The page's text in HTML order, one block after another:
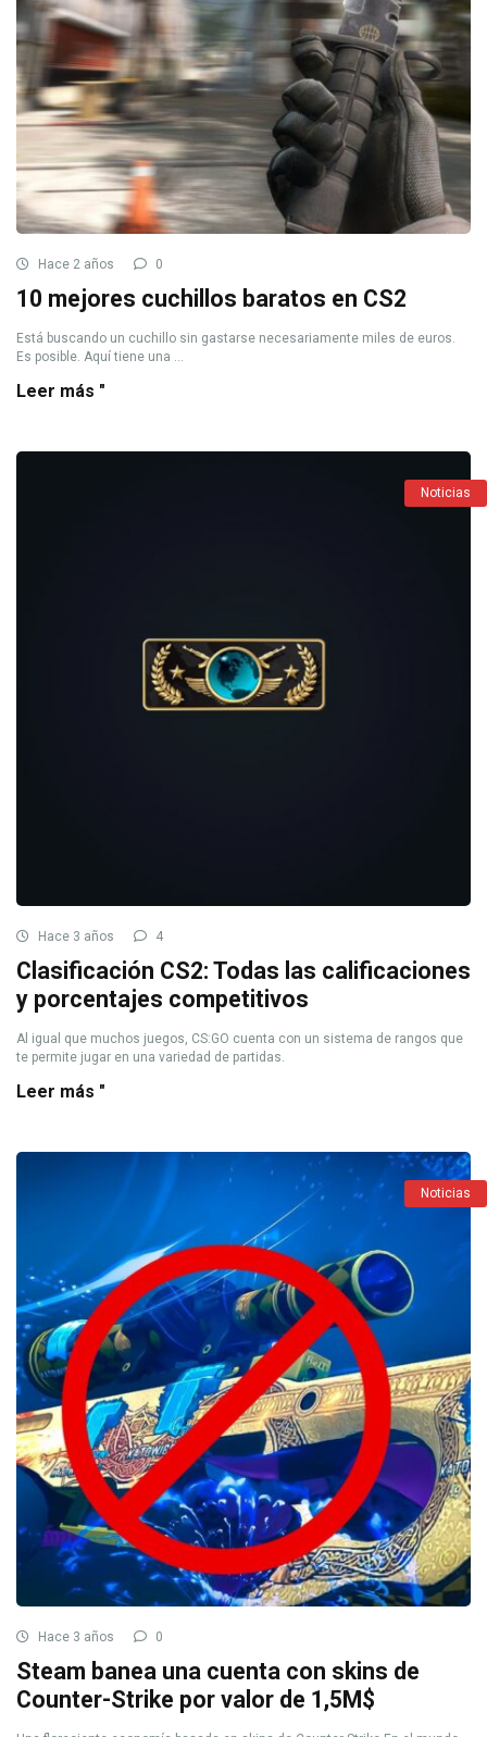
Hace 2 años 0
10 mejores cuchillos baratos en CS2
Está buscando un cuchillo sin gastarse necesariamente miles de euros.
Es posible. Aquí tiene una ...
Leer más "
Noticias
Hace 3 años 4
Clasificación CS2: Todas las calificaciones
y porcentajes competitivos
Al igual que muchos juegos, CS:GO cuenta con un sistema de rangos que
te permite jugar en una variedad de partidas.
Leer más "
Noticias
Hace 3 años 0
Steam banea una cuenta con skins de
Counter-Strike por valor de 1,5M$